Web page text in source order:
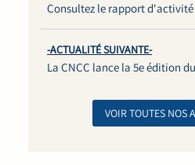
Consultez le rapport d'activité
-ACTUALITÉ SUIVANTE-
La CNCC lance la 5e édition
VOIR TOUTES NOS